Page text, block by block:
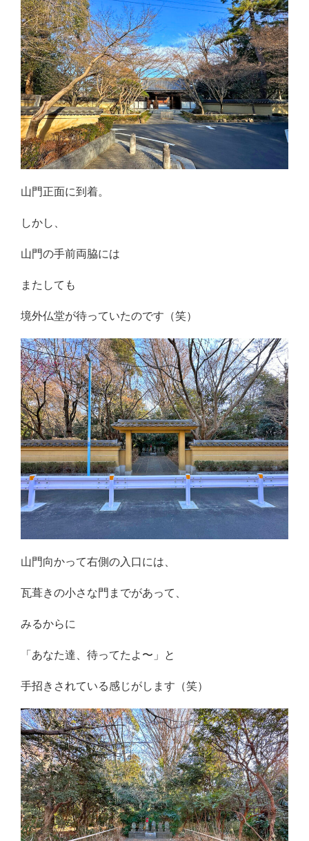
山門正面に到着。
しかし、
山門の手前両脇には
またしても
境外仏堂が待っていたのです（笑）
山門向かって右側の入口には、
瓦葺きの小さな門までがあって、
みるからに
「あなた達、待ってたよ〜」と
手招きされている感じがします（笑）